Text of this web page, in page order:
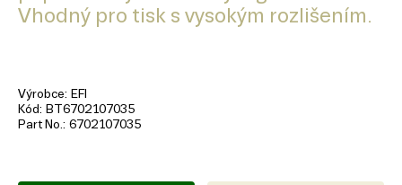
Vhodný pro tisk s vysokým rozlišením.
Výrobce
EFI
Kód
BT6702107035
Part No. 6702107035